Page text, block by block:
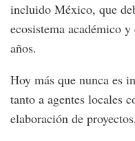
incluido México, que
ecosistema académico
años.
Hoy más que nunca es
tanto a agentes locales
elaboración de